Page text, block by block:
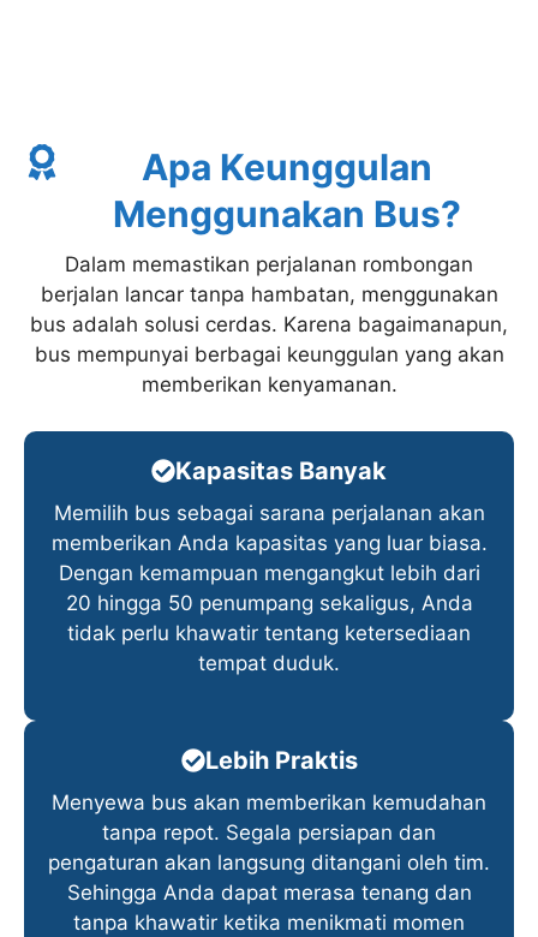
Apa Keunggulan
Menggunakan Bus?
Dalam memastikan perjalanan rombongan
berjalan lancar tanpa hambatan, menggunakan
bus adalah solusi cerdas. Karena bagaimanapun,
bus mempunyai berbagai keunggulan yang akan
memberikan kenyamanan.
Kapasitas Banyak
Memilih bus sebagai sarana perjalanan akan
memberikan Anda kapasitas yang luar biasa.
Dengan kemampuan mengangkut lebih dari
20 hingga 50 penumpang sekaligus, Anda
tidak perlu khawatir tentang ketersediaan
tempat duduk.
Lebih Praktis
Menyewa bus akan memberikan kemudahan
tanpa repot. Segala persiapan dan
pengaturan akan langsung ditangani oleh tim.
Sehingga Anda dapat merasa tenang dan
tanpa khawatir ketika menikmati momen